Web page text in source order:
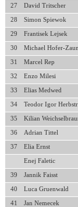
27 David Tritscher
28 Simon Spiewok
29 Frantisek Lejsek
30 Michael Hofer-
31 Marcel Rep
32 Enzo Milesi
33 Elias Medwed
34 Teodor Igor
35 Kilian
36 Adrian Tittel
37 Elia Ernst
Enej Faletic
39 Jannik Faisst
40 Luca Gruenwald
41 Jan Nemecek